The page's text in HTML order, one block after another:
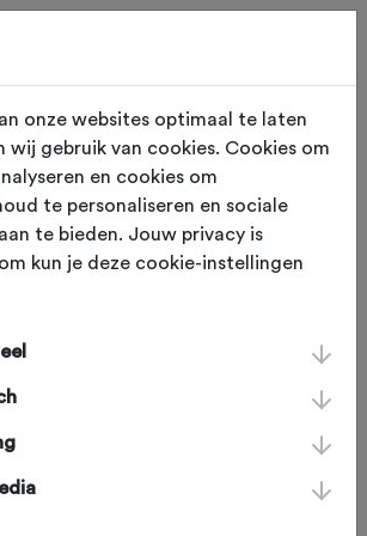
2025, start
reeds plaatsgevonden op zaterdag 6
onze websites optimaal te laten
wij gebruik van cookies. Cookies om
en cookies om
te personaliseren en sociale
te bieden. Jouw privacy is
kun je deze cookie-instellingen